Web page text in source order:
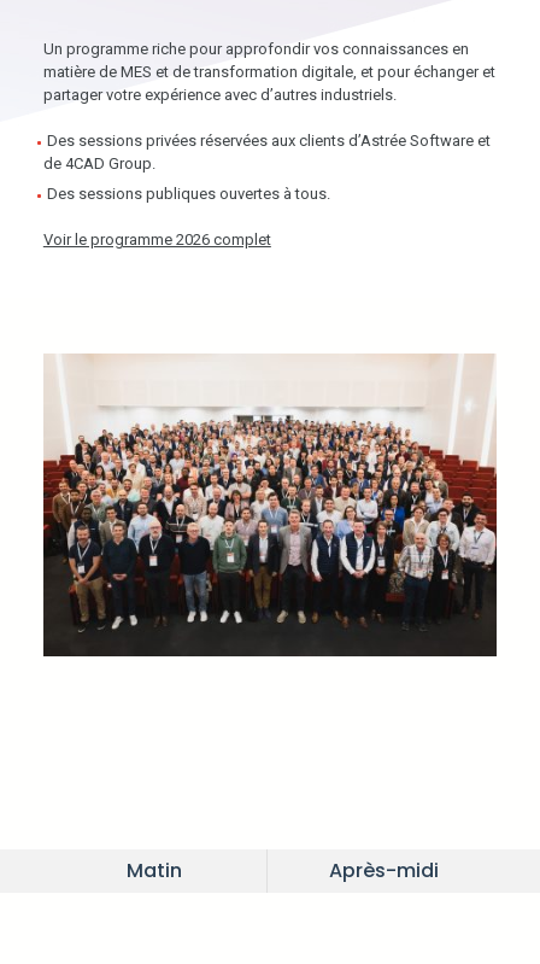
Un programme riche pour approfondir vos connaissances en
matière de MES et de transformation digitale, et pour échanger et
partager votre expérience avec d’autres industriels.
Des sessions privéesréservées aux clients d’Astrée Software et
de 4CAD Group.
Des sessions publiquesouvertes à tous.
Voir le programme 2026 complet
Matin Après-midi